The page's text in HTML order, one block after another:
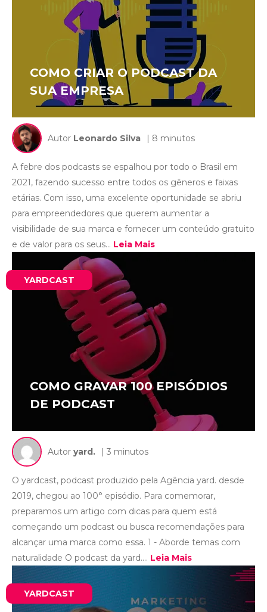
COMO CRIAR O PODCAST DA
SUA EMPRESA
Autor Leonardo Silva | 8 minutos
A febre dos podcasts se espalhou por todo o Brasil em
2021, fazendo sucesso entre todos os gêneros e faixas
etárias. Com isso, uma excelente oportunidade se abriu
para empreendedores que querem aumentar a
visibilidade de sua marca e fornecer um conteúdo gratuito
e de valor para os seus... Leia Mais
YARDCAST
COMO GRAVAR 100 EPISÓDIOS
DE PODCAST
Autor yard. | 3 minutos
O yardcast, podcast produzido pela Agência yard. desde
2019, chegou ao 100° episódio. Para comemorar,
preparamos um artigo com dicas para quem está
começando um podcast ou busca recomendações para
alcançar uma marca como essa. 1 - Aborde temas com
naturalidade O podcast da yard.... Leia Mais
YARDCAST